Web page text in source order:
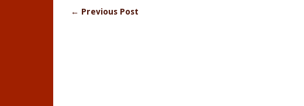
← Previous Post